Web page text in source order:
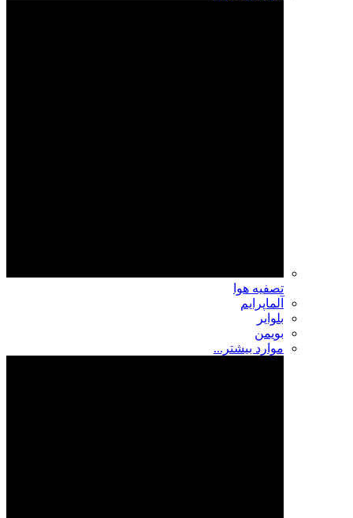
تصفیه هوا
آلماپرایم
بلوایر
بویمن
موارد بیشتر...